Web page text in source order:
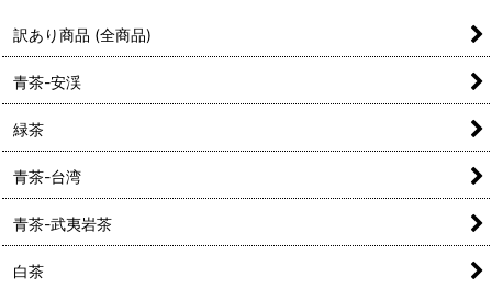
訳あり商品 (全商品)
青茶-安渓
緑茶
青茶-台湾
青茶-武夷岩茶
白茶